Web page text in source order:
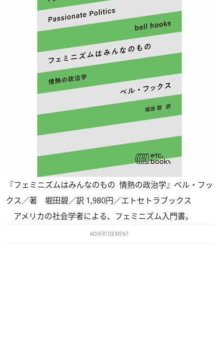
『フェミニズムはみんなのもの 情熱の政治学』ベル・フッ
クス／著 堀田碧／訳 1,980円／エトセトラブックス
アメリカの社会学者による、フェミニズム入門書。
ADVERTISEMENT